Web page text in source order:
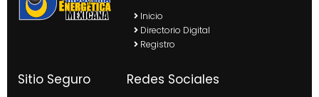
Inicio
Directorio Digital
Registro
Sitio Seguro Redes Sociales